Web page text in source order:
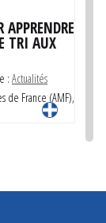
TRI AUX
: Actualités
de France (AMF),